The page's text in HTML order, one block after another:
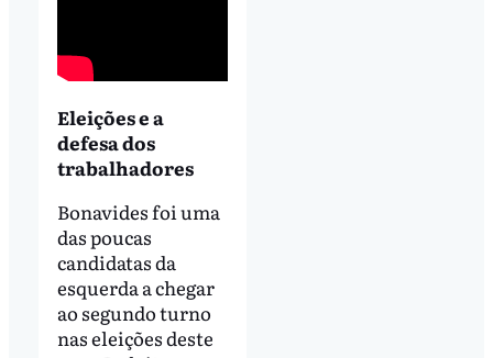
Eleições e a
defesa dos
trabalhadores
Bonavides foi uma
das poucas
candidatas da
esquerda a chegar
ao segundo turno
nas eleições deste